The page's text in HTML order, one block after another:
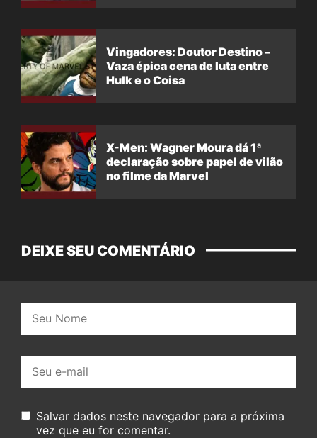
Vingadores: Doutor Destino –
Vaza épica cena de luta entre
Hulk e o Coisa
X-Men: Wagner Moura dá 1ª
declaração sobre papel de vilão
no filme da Marvel
DEIXE SEU COMENTÁRIO
mail:
Salvar dados neste navegador para a próxima
vez que eu for comentar.